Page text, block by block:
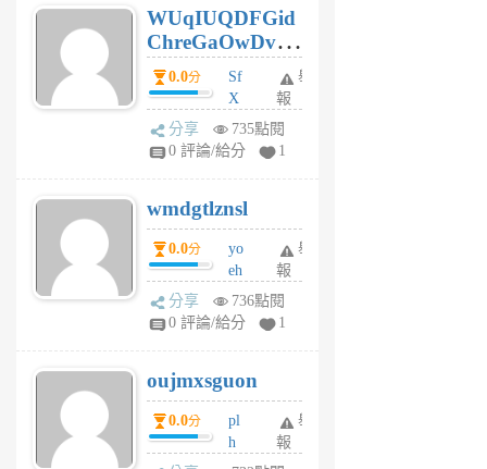
個
月
前
WUqIUQDFGid
ChreGaOwDv
dY0.0分
Sf
X
Pe
Jc
R
P
m
v
A
V
個
月
前
舉
報
分享
735點閱
0 評論/給分
1
wmdgtlznsl
0.0分
yo
eh
ld
gy
個
月
前
舉
報
分享
736點閱
0 評論/給分
1
oujmxsguon
0.0分
pl
h
wi
舉
報